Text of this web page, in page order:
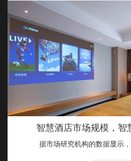
智慧酒店市场规模，智
据市场研究机构的数据显示